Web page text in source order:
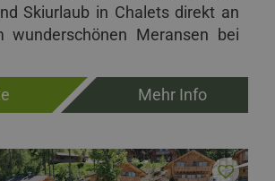
Skiurlaub in Chalets direkt an
wunderschönen Meransen bei
Mehr Info